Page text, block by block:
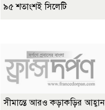
৯৫ শতাংশই সিলেটি
সীমান্তে আরও কড়াকড়ির আহ্বান